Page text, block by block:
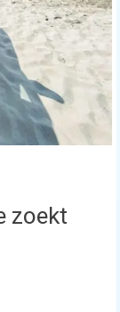
zoekt